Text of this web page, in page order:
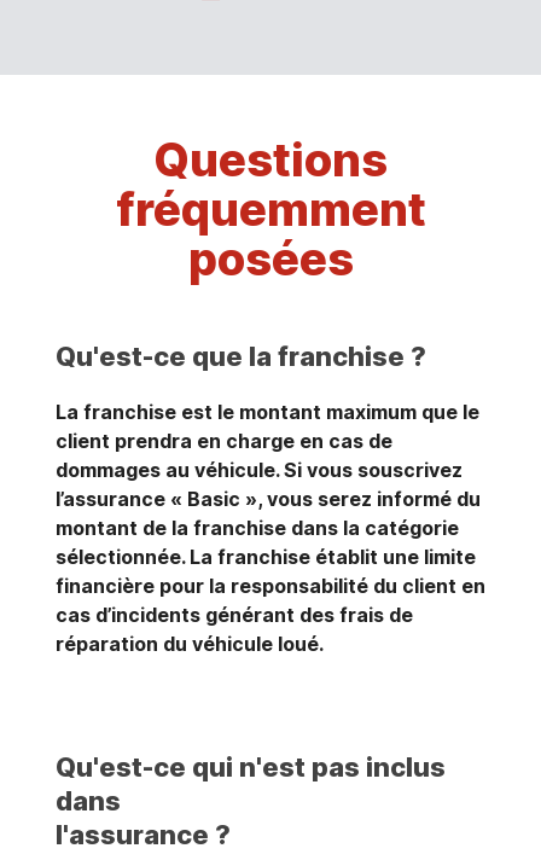
Questions
fréquemment
posées
Qu'est-ce que la franchise ?
La franchise est le montant maximum que le
client prendra en charge en cas de
dommages au véhicule. Si vous souscrivez
l’assurance « Basic », vous serez informé du
montant de la franchise dans la catégorie
sélectionnée. La franchise établit une limite
financière pour la responsabilité du client en
cas d’incidents générant des frais de
réparation du véhicule loué.
Qu'est-ce qui n'est pas inclus
dans
l'assurance ?